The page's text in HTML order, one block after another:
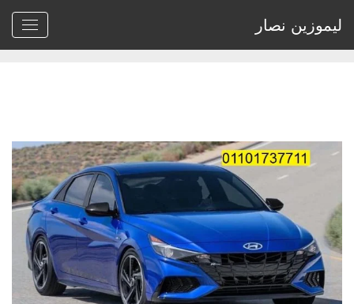
ليموزين نصار
Home
> Archive by tag ايجار النترا 2022"